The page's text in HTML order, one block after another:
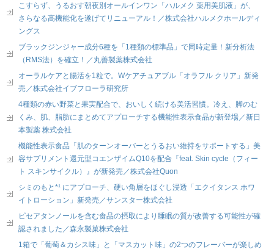
こすらず、うるおす朝夜別オールインワン「ハルメク 薬用美肌液」が、
さらなる高機能化を遂げてリニューアル！／株式会社ハルメクホールディ
ングス
ブラックジンジャー成分6種を「1種類の標準品」で同時定量！新分析法
（RMS法）を確立！／丸善製薬株式会社
オーラルケアと腸活を1粒で。Wケアチュアブル「オラフル クリア」新発
売／株式会社イブフローラ研究所
4種類の赤い野菜と果実配合で、おいしく続ける美活習慣。冷え、脚のむ
くみ、肌、脂肪にまとめてアプローチする機能性表示食品が新登場／新日
本製薬 株式会社
機能性表示食品「肌のターンオーバーとうるおい維持をサポートする」美
容サプリメント還元型コエンザイムQ10を配合『feat. Skin cycle（フィー
ト スキンサイクル）』が新発売／株式会社Quon
シミのもと*¹ にアプローチ、硬い角層をほぐし浸透「エクイタンス ホワ
イトローション」新発売／サンスター株式会社
ピセアタンノールを含む食品の摂取により睡眠の質が改善する可能性が確
認されました／森永製菓株式会社
1箱で「葡萄＆カシス味」と「マスカット味」の2つのフレーバーが楽しめ